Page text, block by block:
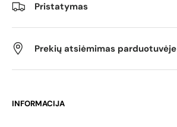
Pristatymas
Prekių atsiėmimas parduotuvėje
INFORMACIJA